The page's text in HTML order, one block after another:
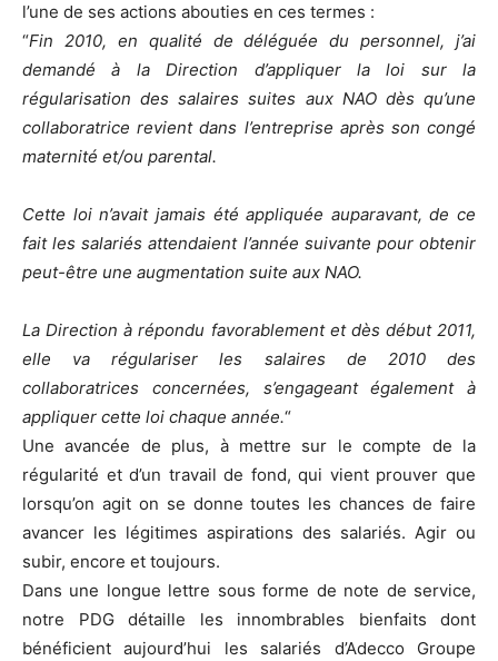
l’une de ses actions abouties en ces termes :
“Fin 2010, en qualité de déléguée du personnel, j’ai
demandé à la Direction d’appliquer la loi sur la
régularisation des salaires suites aux NAO dès qu’une
collaboratrice revient dans l’entreprise après son congé
maternité et/ou parental.
Cette loi n’avait jamais été appliquée auparavant, de ce
fait les salariés attendaient l’année suivante pour obtenir
peut-être une augmentation suite aux NAO.
La Direction à répondu favorablement et dès début 2011,
elle va régulariser les salaires de 2010 des
collaboratrices concernées, s’engageant également à
appliquer cette loi chaque année.“
Une avancée de plus, à mettre sur le compte de la
régularité et d’un travail de fond, qui vient prouver que
lorsqu’on agit on se donne toutes les chances de faire
avancer les légitimes aspirations des salariés. Agir ou
subir, encore et toujours.
Dans une longue lettre sous forme de note de service,
notre PDG détaille les innombrables bienfaits dont
bénéficient aujourd’hui les salariés d’Adecco Groupe